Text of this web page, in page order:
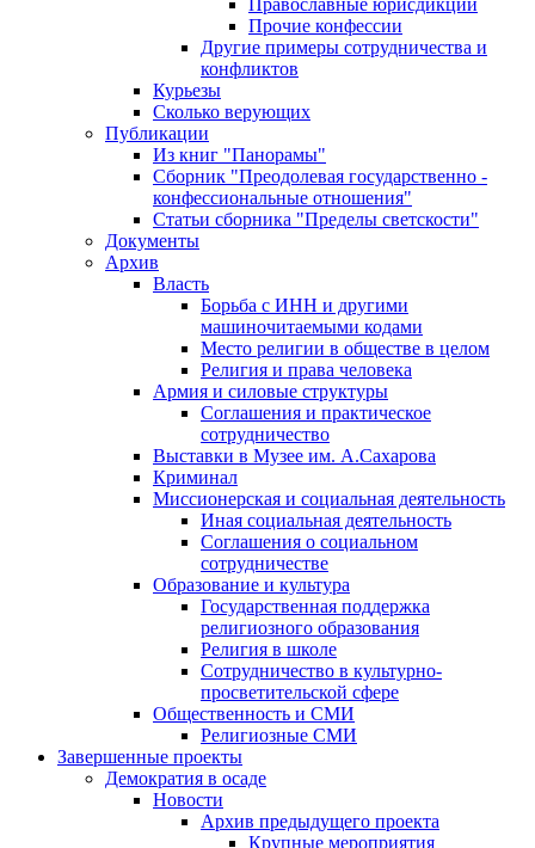
Православные юрисдикции
Прочие конфессии
Другие примеры сотрудничества и
конфликтов
Курьезы
Сколько верующих
Публикации
Из книг "Панорамы"
Сборник "Преодолевая государственно -
конфессиональные отношения"
Статьи сборника "Пределы светскости"
Документы
Архив
Власть
Борьба с ИНН и другими
машиночитаемыми кодами
Место религии в обществе в целом
Религия и права человека
Армия и силовые структуры
Соглашения и практическое
сотрудничество
Выставки в Музее им. А.Сахарова
Криминал
Миссионерская и социальная деятельность
Иная социальная деятельность
Соглашения о социальном
сотрудничестве
Образование и культура
Государственная поддержка
религиозного образования
Религия в школе
Сотрудничество в культурно-
просветительской сфере
Общественность и СМИ
Религиозные СМИ
Завершенные проекты
Демократия в осаде
Новости
Архив предыдущего проекта
Крупные мероприятия